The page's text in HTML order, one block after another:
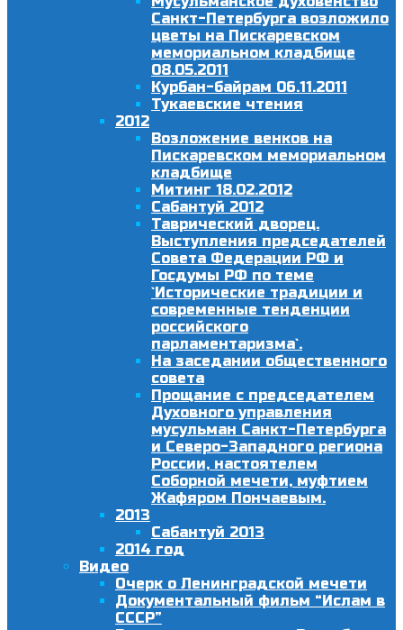
Санкт-Петербурга возложило
цветы на Пискаревском
мемориальном кладбище
08.05.2011
Курбан-байрам 06.11.2011
Тукаевские чтения
2012
Возложение венков на
Пискаревском мемориальном
кладбище
Митинг 18.02.2012
Сабантуй 2012
Таврический дворец.
Выступления председателей
Совета Федерации РФ и
Госдумы РФ по теме
`Исторические традиции и
современные тенденции
российского
парламентаризма`.
На заседании общественного
совета
Прощание с председателем
Духовного управления
мусульман Санкт-Петербурга
и Северо-Западного региона
России, настоятелем
Соборной мечети, муфтием
Жафяром Пончаевым.
2013
Сабантуй 2013
2014 год
Видео
Очерк о Ленинградской мечети
Документальный фильм “Ислам в
СССР”